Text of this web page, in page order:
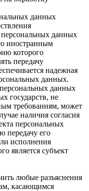
данных
персональных данных
иностранным
которого
передачу
надежная
данных.
данных
государств, не
требованиям, может
наличия согласия
персональных
передачу его
исполнения
является субъект
любые разъяснения
касающимся